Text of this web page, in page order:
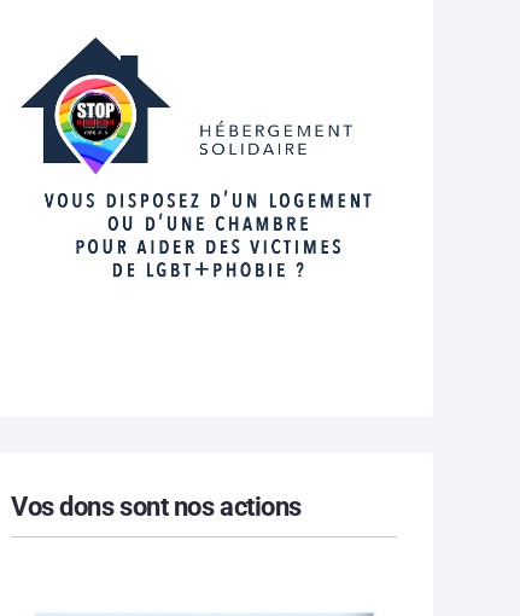
Vos dons sont nos actions